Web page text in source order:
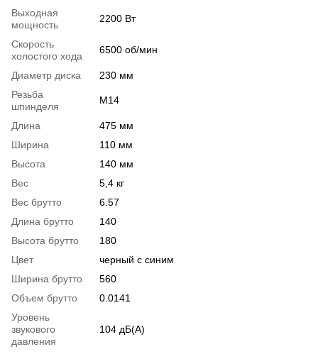
Выходная
мощность
2200 Вт
Скорость
холостого хода
6500 об/мин
Диаметр диска
230 мм
Резьба
шпинделя
M14
Длина
475 мм
Ширина
110 мм
Высота
140 мм
Вес
5,4 кг
Вес брутто
6.57
Длина брутто
140
Высота брутто
180
Цвет
черный с синим
Ширина брутто
560
Объем брутто
0.0141
Уровень
звукового
давления
104 дБ(А)